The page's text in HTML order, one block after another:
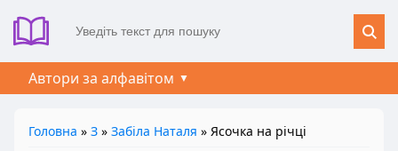
Автори за алфавітом
Головна » З » Забіла Наталя » Ясочка на річці